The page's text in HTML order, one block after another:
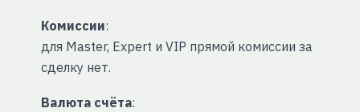
Комиссии:
для Master, Expert и VIP прямой комиссии за
сделку нет.
Валюта счёта: